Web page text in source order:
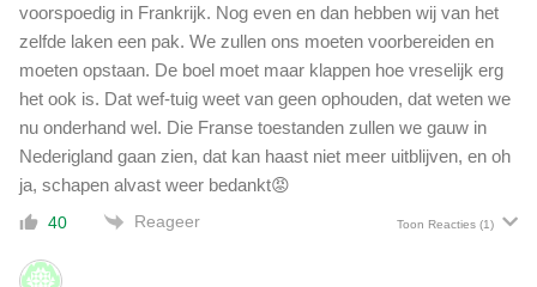
voorspoedig in Frankrijk. Nog even en dan hebben wij van het
zelfde laken een pak. We zullen ons moeten voorbereiden en
moeten opstaan. De boel moet maar klappen hoe vreselijk erg
het ook is. Dat wef-tuig weet van geen ophouden, dat weten we
nu onderhand wel. Die Franse toestanden zullen we gauw in
Nederigland gaan zien, dat kan haast niet meer uitblijven, en oh
ja, schapen alvast weer bedankt😡
40 Reageer Toon Reacties (1)